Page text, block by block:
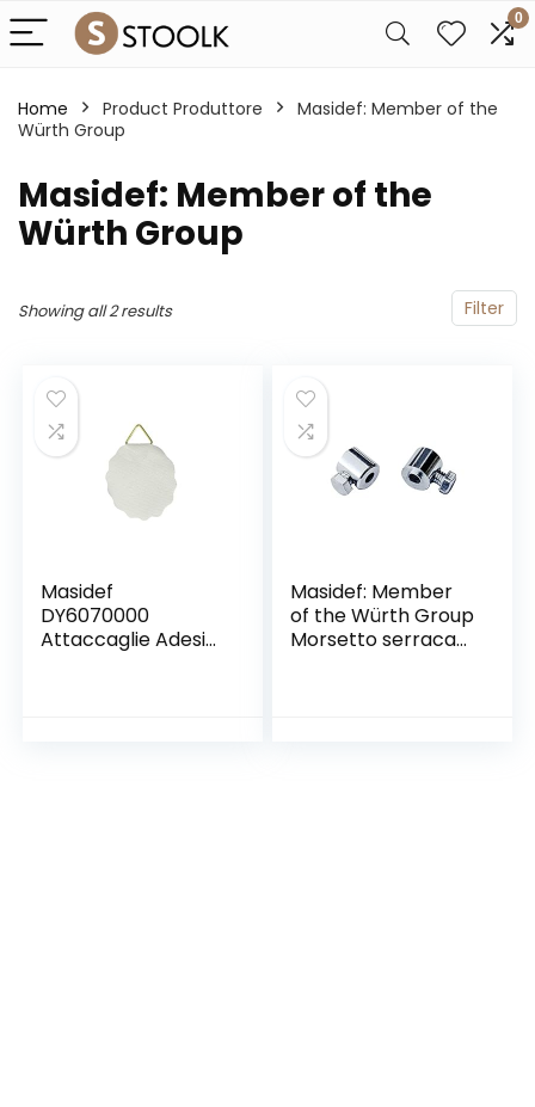
0
Home Product Produttore
‎Masidef: Member of the
Würth Group
‎Masidef: Member of the
Würth Group
Filter
Showing all 2 results
Masidef
DY6070000
Attaccaglie Adesivi,
Masidef: Member
of the Würth Group
Morsetto serracavi